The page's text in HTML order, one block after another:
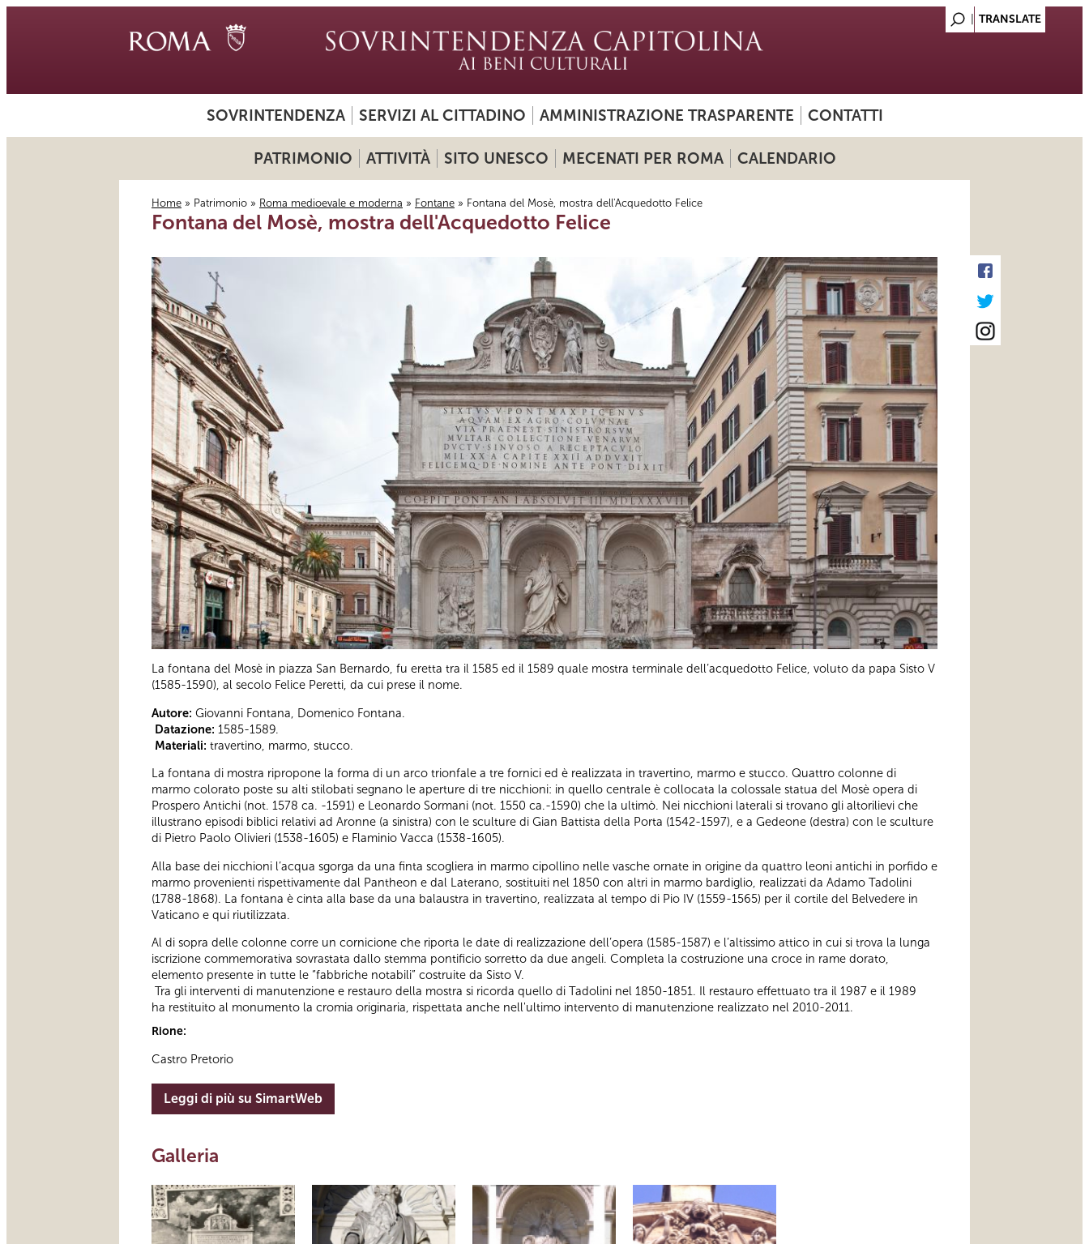
SOVRINTENDENZA SERVIZI AL CITTADINO AMMINISTRAZIONE TRASPARENTE CONTATTI
PATRIMONIO ATTIVITÀ SITO UNESCO MECENATI PER ROMA CALENDARIO
Tu sei qui
Home » Patrimonio » Roma medioevale e moderna » Fontane » Fontana del Mosè, mostra dell'Acquedotto Felice
Fontana del Mosè, mostra dell'Acquedotto Felice
La fontana del Mosè in piazza San Bernardo, fu eretta tra il 1585 ed il 1589 quale mostra terminale dell’acquedotto Felice, voluto da papa Sisto V
(1585-1590), al secolo Felice Peretti, da cui prese il nome.
Autore: Giovanni Fontana, Domenico Fontana.
Datazione: 1585-1589.
Materiali: travertino, marmo, stucco.
La fontana di mostra ripropone la forma di un arco trionfale a tre fornici ed è realizzata in travertino, marmo e stucco. Quattro colonne di
marmo colorato poste su alti stilobati segnano le aperture di tre nicchioni: in quello centrale è collocata la colossale statua del Mosè opera di
Prospero Antichi (not. 1578 ca. -1591) e Leonardo Sormani (not. 1550 ca.-1590) che la ultimò. Nei nicchioni laterali si trovano gli altorilievi che
illustrano episodi biblici relativi ad Aronne (a sinistra) con le sculture di Gian Battista della Porta (1542-1597), e a Gedeone (destra) con le sculture
di Pietro Paolo Olivieri (1538-1605) e Flaminio Vacca (1538-1605).
Alla base dei nicchioni l’acqua sgorga da una finta scogliera in marmo cipollino nelle vasche ornate in origine da quattro leoni antichi in porfido e
marmo provenienti rispettivamente dal Pantheon e dal Laterano, sostituiti nel 1850 con altri in marmo bardiglio, realizzati da Adamo Tadolini
(1788-1868). La fontana è cinta alla base da una balaustra in travertino, realizzata al tempo di Pio IV (1559-1565) per il cortile del Belvedere in
Vaticano e qui riutilizzata.
Al di sopra delle colonne corre un cornicione che riporta le date di realizzazione dell’opera (1585-1587) e l’altissimo attico in cui si trova la lunga
iscrizione commemorativa sovrastata dallo stemma pontificio sorretto da due angeli. Completa la costruzione una croce in rame dorato,
elemento presente in tutte le “fabbriche notabili” costruite da Sisto V.
Tra gli interventi di manutenzione e restauro della mostra si ricorda quello di Tadolini nel 1850-1851. Il restauro effettuato tra il 1987 e il 1989
ha restituito al monumento la cromia originaria, rispettata anche nell'ultimo intervento di manutenzione realizzato nel 2010-2011.
Rione:
Castro Pretorio
Leggi di più su SimartWeb
Galleria